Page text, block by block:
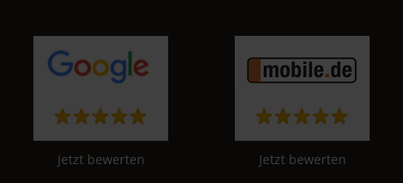
Jetzt bewerten Jetzt bewerten